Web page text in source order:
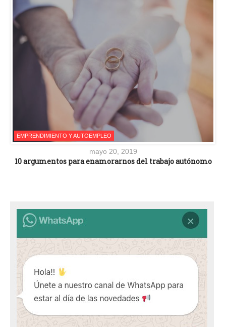
EMPRENDIMIENTO Y AUTOEMPLEO
mayo 20, 2019
10 argumentos para enamorarnos del trabajo autónomo